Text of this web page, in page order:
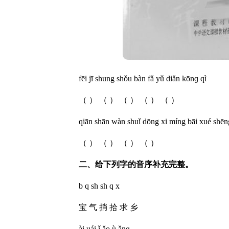
fēi jī shung shǒu bàn fǎ yǔ diǎn kōnɡ qì
（ ） （ ） （ ） （ ） （ ）
qiān shān wàn shuǐ dōng xi míng bāi xué
（ ） （ ） （ ） （ ）
二、给下列字的音序补充完整。
b q sh sh q x
宝 气 捎 拾 求 乡